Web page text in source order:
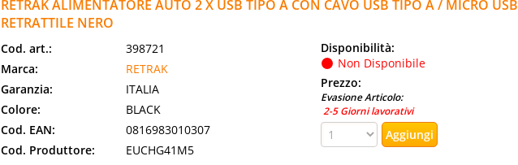
RETRAK ALIMENTATORE AUTO 2 X USB TIPO A CON CAVO USB TIPO A / MICRO USB
RETRATTILE NERO
Cod. art.:
398721
Marca:
RETRAK
Garanzia:
ITALIA
Colore:
BLACK
Cod. EAN:
0816983010307
Cod. Produttore:
EUCHG41M5
Disponibilità:
Non Disponibile
Prezzo:
Evasione Articolo:
2-5 Giorni lavorativi